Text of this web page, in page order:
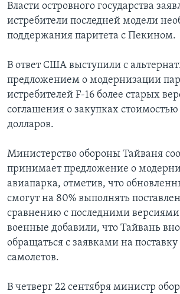
Власти островного государства
истребители последней модели
поддержания паритета с Пекином.
В ответ США выступили с
предложением о модернизации
истребителей F-16 более старых
соглашения о закупках
долларов.
Министерство обороны Тайваня
принимает предложение о
авиапарка, отметив, что
смогут на 80% выполнять
сравнению с последними
военные добавили, что Тайвань
обращаться с заявками на
самолетов.
В четверг 22 сентября министр